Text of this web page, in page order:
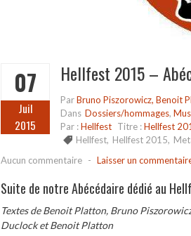
07
Juil
2015
Hellfest 2015 –
ParBruno Piszorowicz, Benoit
Dans Dossiers/hommages,
Par :Hellfest Titre :Hellfest
Hellfest, Hellfest 2015,
Aucun commentaire - Laisser un
Suite de notre Abécédaire dédié au
Textes de Benoit Platton, Bruno
Duclock et Benoit Platton